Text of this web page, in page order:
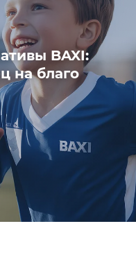
BAXI:
на благо